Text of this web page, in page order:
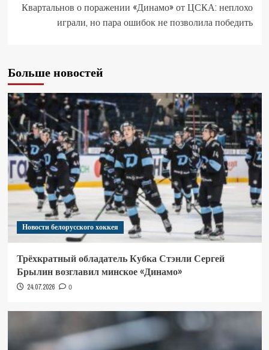
Квартальнов о поражении «Динамо» от ЦСКА: неплохо
играли, но пара ошибок не позволила победить
Больше новостей
Новости белорусского хоккея
Трёхкратный обладатель Кубка Стэнли Сергей
Брылин возглавил минское «Динамо»
24.07.2026 0